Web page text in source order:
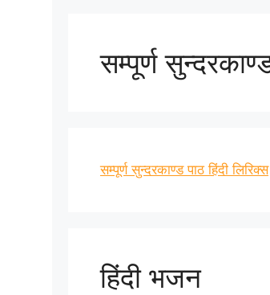
सम्पूर्ण
सम्पूर्ण सुन्दरकाण्ड पाठ हिंदी लिरिक्स
हिंदी भजन